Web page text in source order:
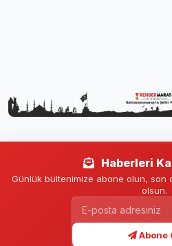
Haberleri
Günlük bültenimize abone olun, son
olsun.
Abone